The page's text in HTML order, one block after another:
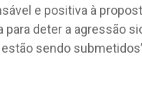
e positiva à
deter a agressão
sendo